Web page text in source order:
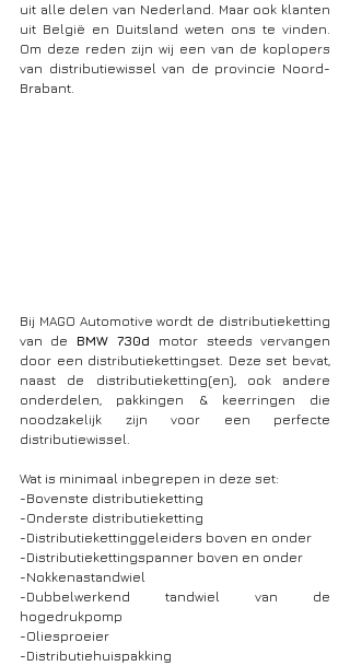
uit alle delen van Nederland. Maar ook klanten
uit België en Duitsland weten ons te vinden.
Om deze reden zijn wij een van de koplopers
van distributiewissel van de provincie Noord-
Brabant.
Bij MAGO Automotive wordt de distributieketting
van de BMW 730d motor steeds vervangen
door een distributiekettingset. Deze set bevat,
naast de distributieketting(en), ook andere
onderdelen, pakkingen & keerringen die
noodzakelijk zijn voor een perfecte
distributiewissel.
Wat is minimaal inbegrepen in deze set:
-Bovenste distributieketting
-Onderste distributieketting
-Distributiekettinggeleiders boven en onder
-Distributiekettingspanner boven en onder
-Nokkenastandwiel
-Dubbelwerkend tandwiel van de
hogedrukpomp
-Oliesproeier
-Distributiehuispakking